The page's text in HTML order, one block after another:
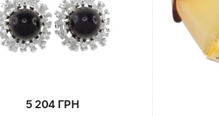
5 204 ГРН